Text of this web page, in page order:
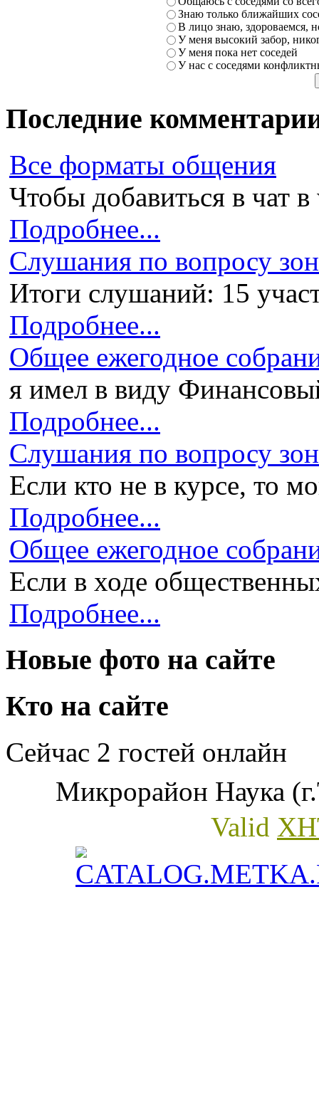
Знаю только ближайших
В лицо знаю, здороваемся,
У меня высокий забор,
У меня пока нет соседей
У нас с соседями
Последние
Все форматы общения
Чтобы добавиться в чат
Подробнее...
Слушания по вопросу
Итоги слушаний: 15
Подробнее...
Общее ежегодное
я имел в виду
Подробнее...
Слушания по вопросу
Если кто не в курсе, то
Подробнее...
Общее ежегодное
Если в ходе
Подробнее...
Новые фото на сайте
Кто на сайте
Сейчас 2 гостей онлайн
Микрорайон Наука
Valid